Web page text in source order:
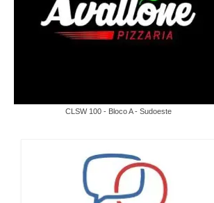
CLSW 100 - Bloco A - Sudoeste